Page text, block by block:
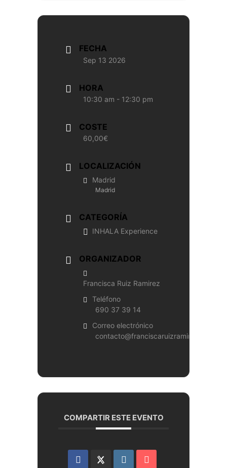
FECHA
Sep 13 2026
HORA
10:30 am - 12:30 pm
COSTE
60,00€
LOCALIZACIÓN
Madrid
Madrid
CATEGORÍA
INHALA Experience
ORGANIZADOR
Francisca Ruiz Ramirez
Teléfono
690 37 39 14
Correo electrónico
contacto@franciscaruizramirez.com
COMPARTIR ESTE EVENTO